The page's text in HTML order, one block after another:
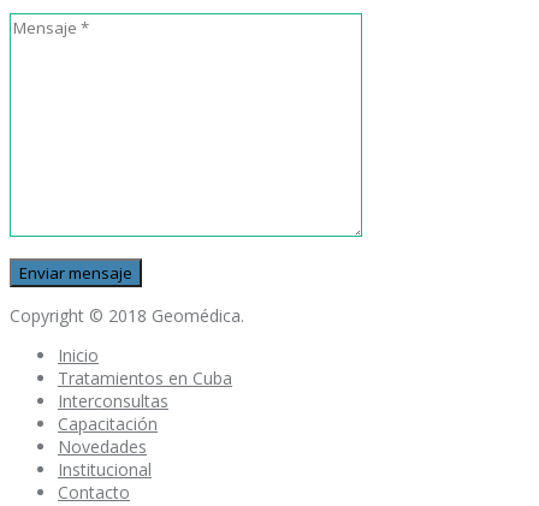
Copyright © 2018 Geomédica.
Inicio
Tratamientos en Cuba
Interconsultas
Capacitación
Novedades
Institucional
Contacto